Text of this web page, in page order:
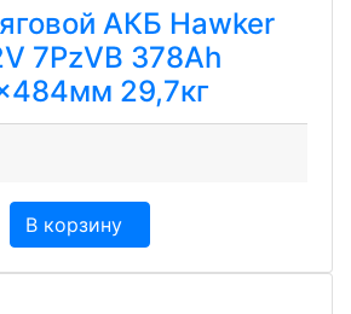
АКБ Hawker
7PzVB 378Ah
29,7кг
В корзину